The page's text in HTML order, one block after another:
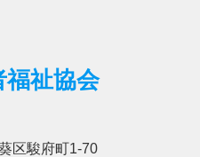
福祉協会
区駿府町1-70